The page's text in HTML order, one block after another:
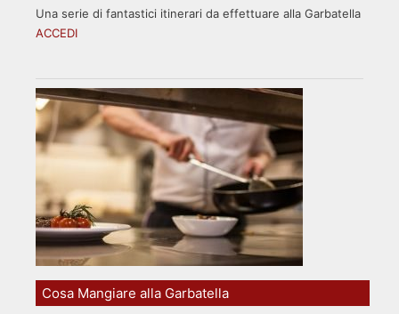
Una serie di fantastici itinerari da effettuare alla Garbatella
ACCEDI
Cosa Mangiare alla Garbatella